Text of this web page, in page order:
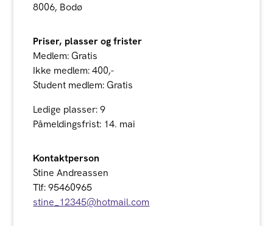
8006, Bodø
Priser, plasser og frister
Medlem: Gratis
Ikke medlem: 400,-
Student medlem: Gratis
Ledige plasser: 9
Påmeldingsfrist: 14. mai
Kontaktperson
Stine Andreassen
Tlf: 95460965
stine_12345@hotmail.com